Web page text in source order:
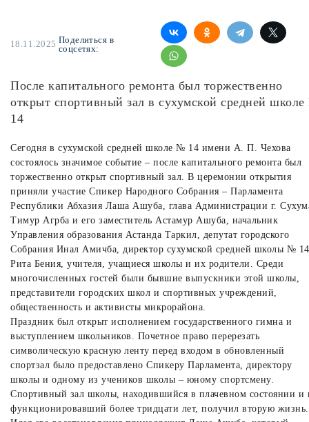
18.11.2025 Поделиться в
соцсетях:
После капитального ремонта был торжественно
открыт спортивный зал в сухумской средней
14
Сегодня в сухумской средней школе № 14 имени А. П. Чехова
состоялось значимое событие – после капитального ремонта был
торжественно открыт спортивный зал. В церемонии открытия
приняли участие Спикер Народного Собрания – Парламента
Республики Абхазия Лаша Ашуба, глава Администрации г.
Тимур Агрба и его заместитель Астамур Ашуба, начальник
Управления образования Астанда Таркил, депутат городского
Собрания Инал Амичба, директор сухумской средней школы № 14
Рита Бения, учителя, учащиеся школы и их родители. Среди
многочисленных гостей были бывшие выпускники этой школы,
представители городских школ и спортивных учреждений,
общественность и активисты микрорайона.
Праздник был открыт исполнением государственного гимна и
выступлением школьников. Почетное право перерезать
символическую красную ленту перед входом в обновленный
спортзал было предоставлено Спикеру Парламента, директору
школы и одному из учеников школы – юному спортсмену.
Спортивный зал школы, находившийся в плачевном состоянии и
функционировавший более тридцати лет, получил вторую жизнь.